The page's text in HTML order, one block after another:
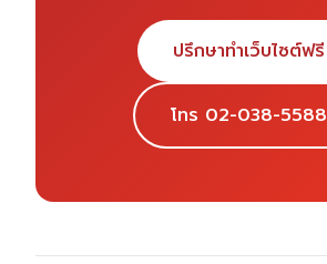
ปรึกษาทำเว็บไซต์ฟรี
โทร 02-038-5588